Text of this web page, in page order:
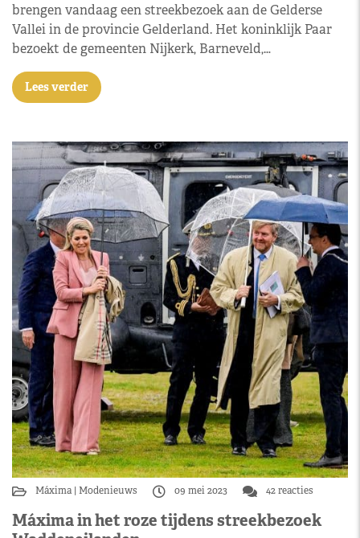
brengen vandaag een streekbezoek aan de Gelderse
Vallei in de provincie Gelderland. Het koninklijk Paar
bezoekt de gemeenten Nijkerk, Barneveld,…
Lees verder
Máxima Modenieuws 09 mei 2023 42 reacties
Máxima in het roze tijdens streekbezoek